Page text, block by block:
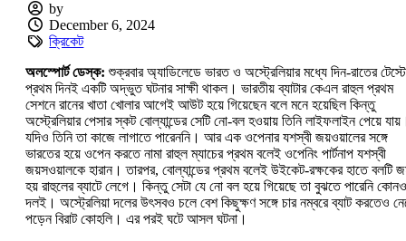
by
December 6, 2024
ক্রিকেট
অলস্পোর্ট ডেস্ক: শুক্রবার অ্যাডিলেডে ভারত ও অস্ট্রেলিয়ার মধ্যে দিন-রাতের
প্রথম দিনই একটি অদ্ভুত ঘটনার সাক্ষী থাকল। ভারতীয় ব্যাটার কেএল রাহুল প্রথম
সেশনে রানের খাতা খোলার আগেই আউট হয়ে গিয়েছেন বলে মনে হয়েছিল কিন্তু
অস্ট্রেলিয়ার পেসার স্কট বোল্যান্ডের সেটি নো-বল হওয়ায় তিনি লাইফলাইন পেয়ে
যদিও তিনি তা কাজে লাগাতে পারেননি। আর এক ওপেনার যশস্বী জয়ওয়ালের সঙ্গে
ভারতের হয়ে ওপেন করতে নামা রাহুল ম্যাচের প্রথম বলেই ওপেনিং পার্টনাপ যশস্বী
জয়সওয়ালকে হারান। তারপর, বোল্যান্ডের প্রথম বলেই উইকেট-রক্ষকের হাতে বলটি
হয় রাহুলের ব্যাটে লেগে। কি‌ন্তু সেটা যে নো বল হয়ে গিয়েছে তা বুঝতে পারেনি কোনও
দলই। অস্ট্রেলিয়া দলের উৎসবও চলে বেশ কিছুক্ষণ সঙ্গে চার নম্বরে ব্যাট করতেও
পড়েন বিরাট কোহলি। এর পরই ঘটে আসল ঘটনা।